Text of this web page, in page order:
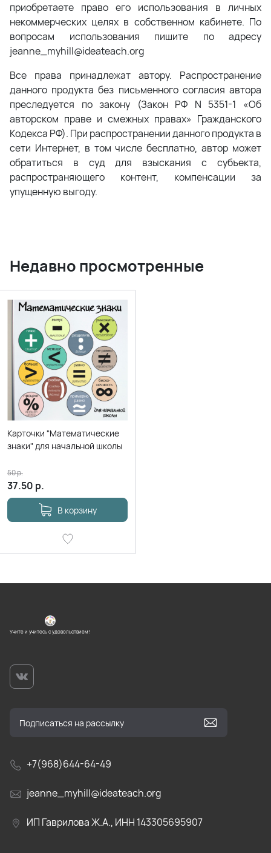
приобретаете право его использования в личных
некоммерческих целях в собственном кабинете. По
вопросам использования пишите по адресу
jeanne_myhill@ideateach.org
Все права принадлежат автору. Распространение
данного продукта без письменного согласия автора
преследуется по закону (Закон РФ N 5351-1 «Об
авторском праве и смежных правах» Гражданского
Кодекса РФ). При распространении данного продукта в
сети Интернет, в том числе бесплатно, автор может
обратиться в суд для взыскания с субъекта,
распространяющего контент, компенсации за
упущенную выгоду.
Недавно просмотренные
Карточки "Математические
знаки" для начальной школы
37.50 р.
50р.
В корзину
Учите и учитесь с удовольствием!
+7(968)644-64-49
jeanne_myhill@ideateach.org
ИП Гаврилова Ж.А., ИНН 143305695907